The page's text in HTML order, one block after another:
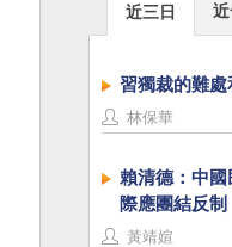
近三日 近
習獨裁的難處
林保華
賴清德：中
際應團結反制
黃靖媗